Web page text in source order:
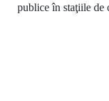
publice în staţiile de